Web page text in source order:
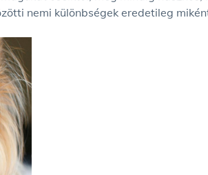
nemi különbségek eredetileg